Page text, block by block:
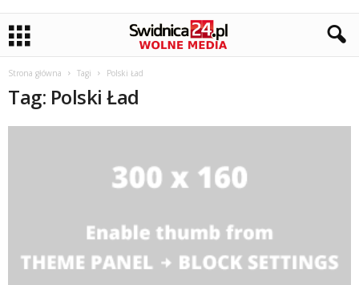
Strona główna Tagi Polski Ład
Tag: Polski Ład